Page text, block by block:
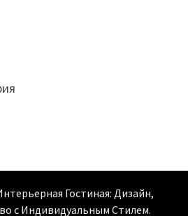
Гостиная: Дизайн,
с Индивидуальным Стилем.